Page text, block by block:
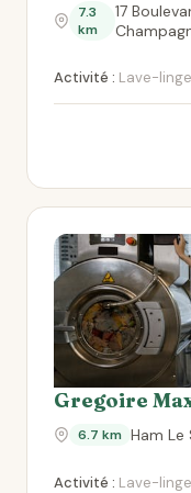
7.3
km
17
Activité : Lave-linge
Gregoire
6.7 km Ham
Activité : Lave-linge